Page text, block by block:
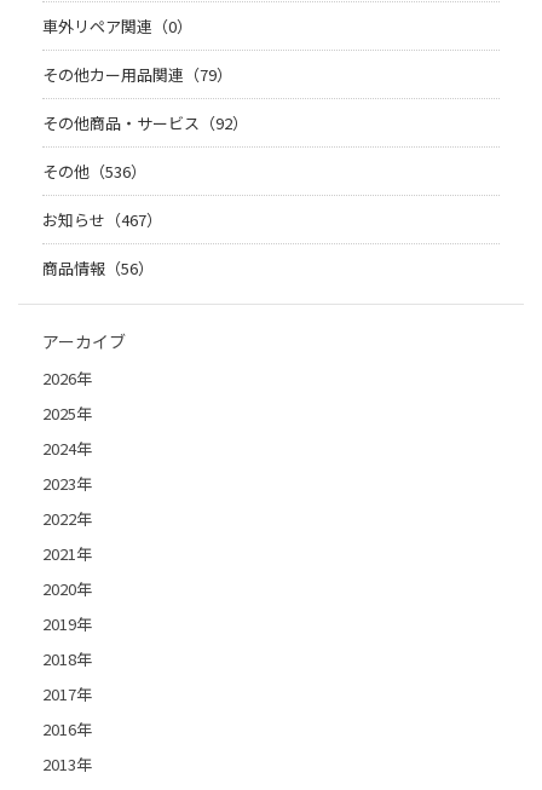
車外リペア関連（0）
その他カー用品関連（79）
その他商品・サービス（92）
その他（536）
お知らせ（467）
商品情報（56）
アーカイブ
2026年
2025年
2024年
2023年
2022年
2021年
2020年
2019年
2018年
2017年
2016年
2013年